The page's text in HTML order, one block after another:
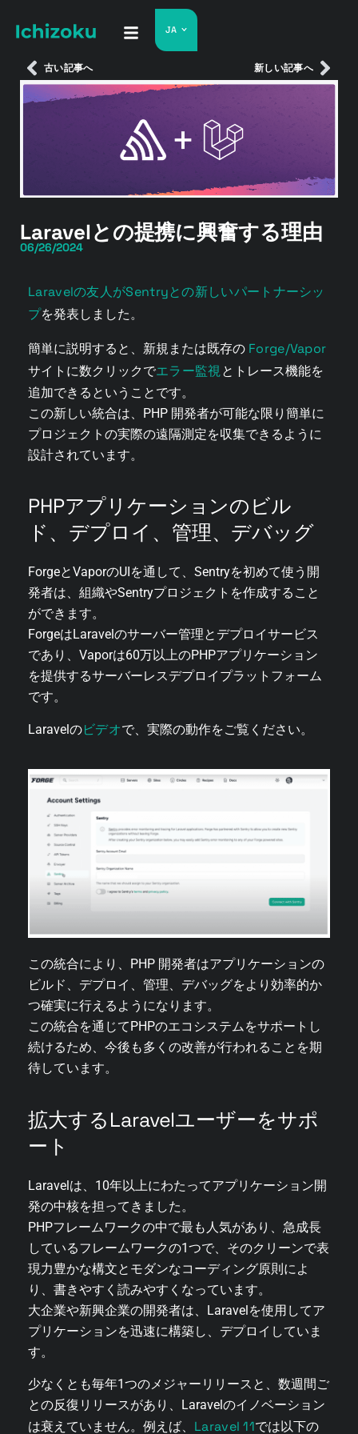
JA
古い記事へ 新しい記事へ
Laravelとの提携に興奮する理由
06/26/2024
Laravelの友人がSentryとの新しいパートナーシッ
プを発表しました。
簡単に説明すると、新規または既存の Forge/Vapor
サイトに数クリックでエラー監視とトレース機能を
追加できるということです。
この新しい統合は、PHP 開発者が可能な限り簡単に
プロジェクトの実際の遠隔測定を収集できるように
設計されています。
PHPアプリケーションのビル
ド、デプロイ、管理、デバッグ
ForgeとVaporのUIを通して、Sentryを初めて使う開
発者は、組織やSentryプロジェクトを作成すること
ができます。
ForgeはLaravelのサーバー管理とデプロイサービス
であり、Vaporは60万以上のPHPアプリケーション
を提供するサーバーレスデプロイプラットフォーム
です。
Laravelのビデオで、実際の動作をご覧ください。
この統合により、PHP 開発者はアプリケーションの
ビルド、デプロイ、管理、デバッグをより効率的か
つ確実に行えるようになります。
この統合を通じてPHPのエコシステムをサポートし
続けるため、今後も多くの改善が行われることを期
待しています。
拡大するLaravelユーザーをサポ
ート
Laravelは、10年以上にわたってアプリケーション開
発の中核を担ってきました。
PHPフレームワークの中で最も人気があり、急成長
しているフレームワークの1つで、そのクリーンで表
現力豊かな構文とモダンなコーディング原則によ
り、書きやすく読みやすくなっています。
大企業や新興企業の開発者は、Laravelを使用してア
プリケーションを迅速に構築し、デプロイしていま
す。
少なくとも毎年1つのメジャーリリースと、数週間ご
との反復リリースがあり、Laravelのイノベーション
は衰えていません。例えば、 Laravel 11では以下の